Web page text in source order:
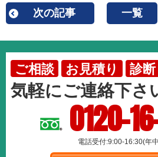
次の記事 一覧
ご相談 お見積り 診断
気軽にご連絡下さ
0120-
電話受付:9:00-16:30(年